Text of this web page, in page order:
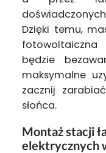
Dzięki temu,
będzie
maksymalne
zacznij
słońca.
Montaż stacji
elektrycznych